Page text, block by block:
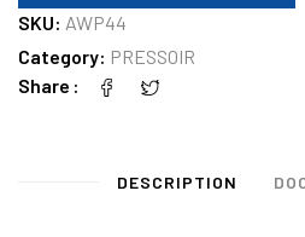
SKU: AWP44
Category: PRESSOIR
Share
DESCRIPTION